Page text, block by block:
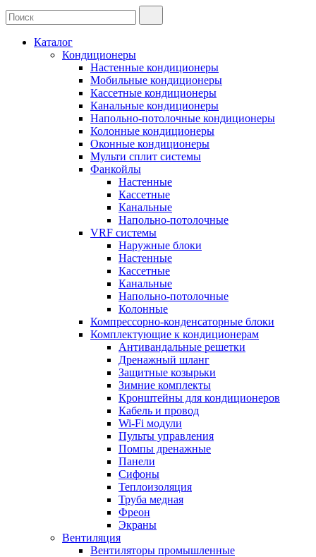
Каталог
Кондиционеры
Настенные кондиционеры
Мобильные кондиционеры
Кассетные кондиционеры
Канальные кондиционеры
Напольно-потолочные кондиционеры
Колонные кондиционеры
Оконные кондиционеры
Мульти сплит системы
Фанкойлы
Настенные
Кассетные
Канальные
Напольно-потолочные
VRF системы
Наружные блоки
Настенные
Кассетные
Канальные
Напольно-потолочные
Колонные
Компрессорно-конденсаторные блоки
Комплектующие к кондиционерам
Антивандальные решетки
Дренажный шланг
Защитные козырьки
Зимние комплекты
Кронштейны для кондиционеров
Кабель и провод
Wi-Fi модули
Пульты управления
Помпы дренажные
Панели
Сифоны
Теплоизоляция
Труба медная
Фреон
Экраны
Вентиляция
Вентиляторы промышленные